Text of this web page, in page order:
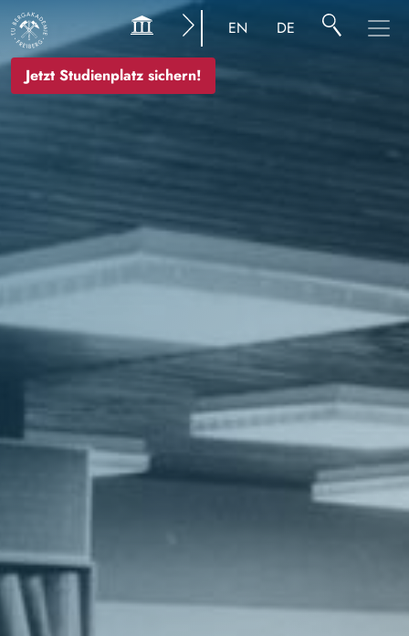
Jetzt Studienplatz sichern!
EN DE
Bild